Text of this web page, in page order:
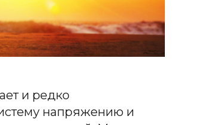
и редко
напряжению и